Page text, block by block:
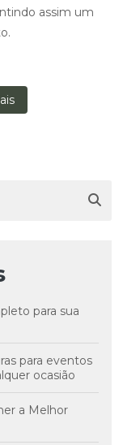
assim um
para sua
para eventos
ocasião
a Melhor